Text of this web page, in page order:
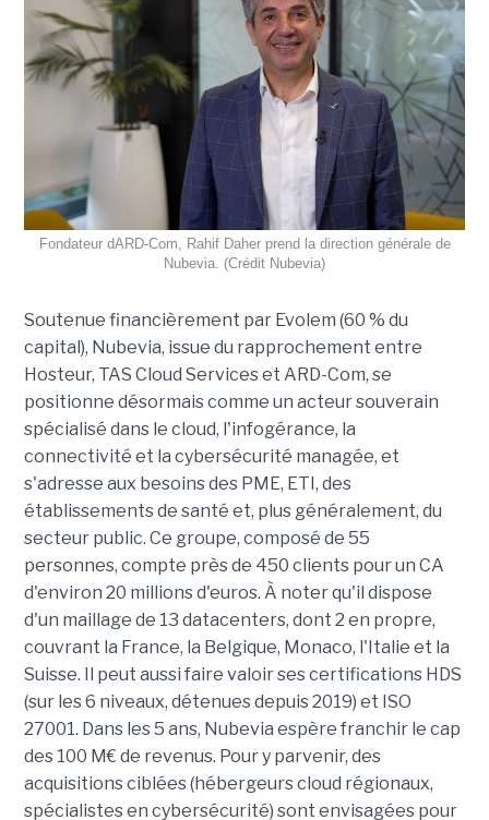
Fondateur dARD-Com, Rahif Daher prend la direction générale de
Nubevia. (Crédit Nubevia)
Soutenue financièrement par Evolem (60 % du
capital), Nubevia, issue du rapprochement entre
Hosteur, TAS Cloud Services et ARD-Com, se
positionne désormais comme un acteur souverain
spécialisé dans le cloud, l'infogérance, la
connectivité et la cybersécurité managée, et
s'adresse aux besoins des PME, ETI, des
établissements de santé et, plus généralement, du
secteur public. Ce groupe, composé de 55
personnes, compte près de 450 clients pour un CA
d'environ 20 millions d'euros. À noter qu'il dispose
d'un maillage de 13 datacenters, dont 2 en propre,
couvrant la France, la Belgique, Monaco, l'Italie et la
Suisse. Il peut aussi faire valoir ses certifications HDS
(sur les 6 niveaux, détenues depuis 2019) et ISO
27001. Dans les 5 ans, Nubevia espère franchir le cap
des 100 M€ de revenus. Pour y parvenir, des
acquisitions ciblées (hébergeurs cloud régionaux,
spécialistes en cybersécurité) sont envisagées pour